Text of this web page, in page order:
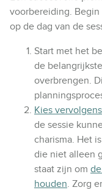
voorbereiding.
op de dag van de
Start met het
de
overbrengen.
Kies
de sessie
charisma. Het
die niet alleen
staat zijn om
houden. Zorg